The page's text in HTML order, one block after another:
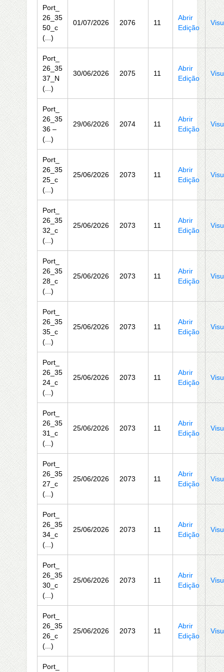
Port_
26_35
50_c
(...)
01/07/2026 2076 11
Abrir
Edição
Port_
26_35
37_N
(...)
30/06/2026 2075 11
Abrir
Edição
Port_
26_35
36 –
(...)
29/06/2026 2074 11
Abrir
Edição
Port_
26_35
25_c
(...)
25/06/2026 2073 11
Abrir
Edição
Port_
26_35
32_c
(...)
25/06/2026 2073 11
Abrir
Edição
Port_
26_35
28_c
(...)
25/06/2026 2073 11
Abrir
Edição
Port_
26_35
35_c
(...)
25/06/2026 2073 11
Abrir
Edição
Port_
26_35
24_c
(...)
25/06/2026 2073 11
Abrir
Edição
Port_
26_35
31_c
(...)
25/06/2026 2073 11
Abrir
Edição
Port_
26_35
27_c
(...)
25/06/2026 2073 11
Abrir
Edição
Port_
26_35
34_c
(...)
25/06/2026 2073 11
Abrir
Edição
Port_
26_35
30_c
(...)
25/06/2026 2073 11
Abrir
Edição
Port_
26_35
26_c
(...)
25/06/2026 2073 11
Abrir
Edição
Port_